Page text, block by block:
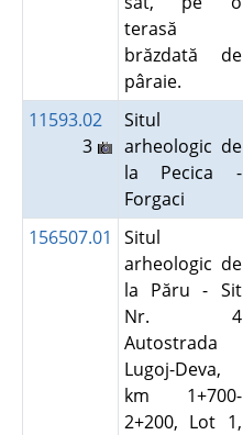
terasă
brăzdată de
pâraie.
11593.02
3
Situl
arheologic de
la Pecica -
Forgaci
156507.01
Situl
arheologic de
la Păru - Sit
Nr. 4
Autostrada
Lugoj-Deva,
km 1+700-
2+200, Lot 1,